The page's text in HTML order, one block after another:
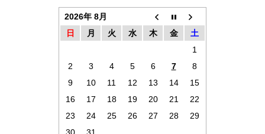
2026年 8月
日
月 火 水 木 金
土
1
2
3 4 5 6 7
8
9
10 11 12 13 14
15
16
17 18 19 20 21
22
23
24 25 26 27 28
29
30
31